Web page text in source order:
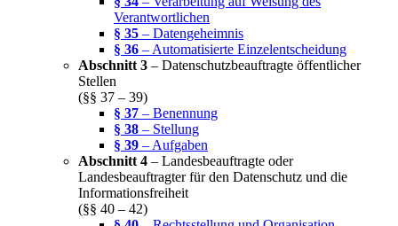
Verantwortlichen
§ 35 – Datengeheimnis
§ 36 – Automatisierte Einzelentscheidung
Abschnitt 3 – Datenschutzbeauftragte öffentlicher
Stellen
(§§ 37 – 39)
§ 37 – Benennung
§ 38 – Stellung
§ 39 – Aufgaben
Abschnitt 4 – Landesbeauftragte oder
Landesbeauftragter für den Datenschutz und die
Informationsfreiheit
(§§ 40 – 42)